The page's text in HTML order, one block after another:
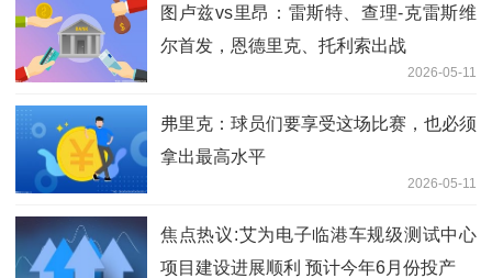
图卢兹vs里昂：雷斯特、查理-克雷斯维
尔首发，恩德里克、托利索出战
2026-05-11
弗里克：球员们要享受这场比赛，也必须
拿出最高水平
2026-05-11
焦点热议:艾为电子临港车规级测试中心
项目建设进展顺利 预计今年6月份投产